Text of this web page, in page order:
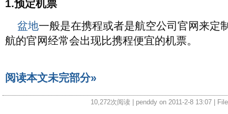
1.预定机票
盆地一般是在携程或者是航空公司官网来定
航的官网经常会出现比携程便宜的机票。
阅读本文未完部分»
10,272次阅读 | penddy on 2011-2-8 13:07 |